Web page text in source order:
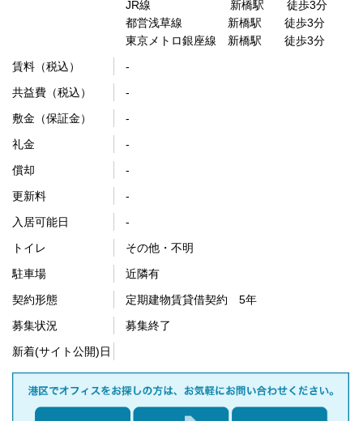
JR線 新橋駅 徒歩3分
都営浅草線 新橋駅 徒歩3分
東京メトロ銀座線 新橋駅 徒歩3分
賃料（税込）
-
共益費（税込）
-
敷金（保証金）
-
礼金
-
償却
-
更新料
-
入居可能日
-
トイレ
その他・不明
駐車場
近隣有
契約形態
定期建物賃貸借契約 5年
募集状況
募集終了
新着(サイト公開)日